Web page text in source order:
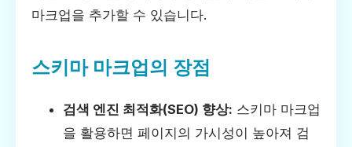
마크업을 추가할 수 있습니다.
스키마 마크업의 장점
검색 엔진 최적화(SEO) 향상: 스키마 마크업
을 활용하면 페이지의 가시성이 높아져 검